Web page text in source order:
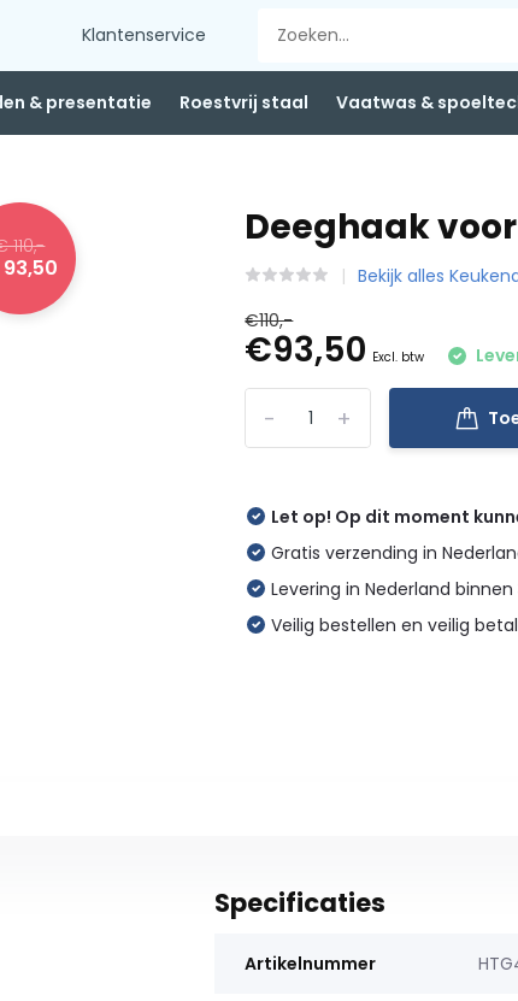
Klantenservice
& presentatie Roestvrij staal Vaatwas &
110,- Deeghaak voor
Bekijk alles
€110,-
€93,50 Excl. btw
+
-
Let op! Op dit moment
Gratis verzending in
Levering in Nederland
Veilig bestellen en veilig
Specificaties
Artikelnummer